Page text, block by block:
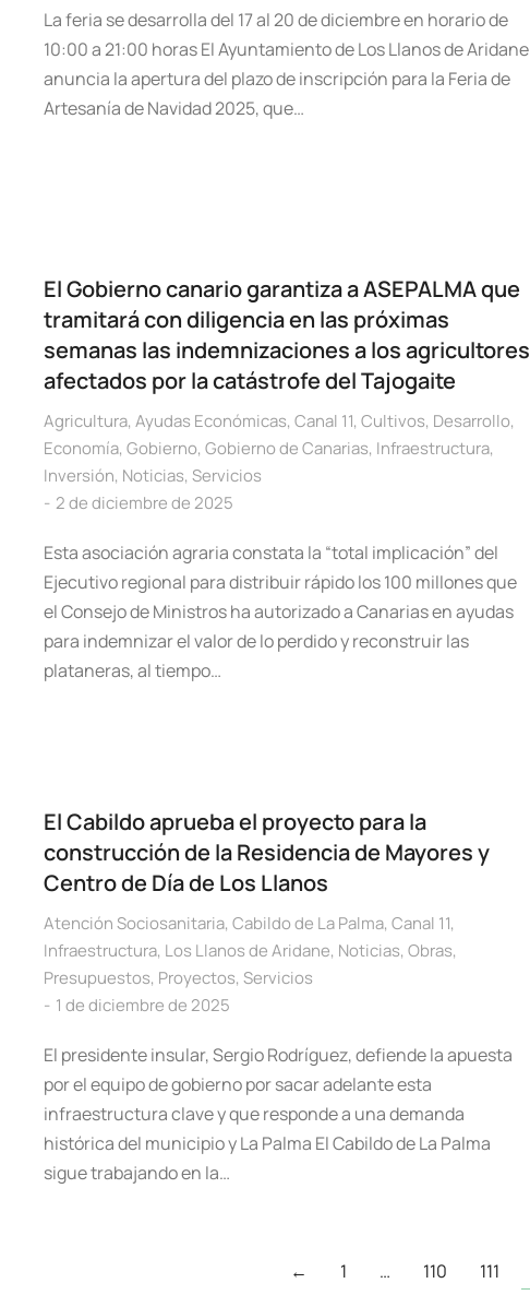
La feria se desarrolla del 17 al 20 de diciembre en horario de
10:00 a 21:00 horas El Ayuntamiento de Los Llanos de Aridane
anuncia la apertura del plazo de inscripción para la Feria de
Artesanía de Navidad 2025, que…
El Gobierno canario garantiza a ASEPALMA que
tramitará con diligencia en las próximas
semanas las indemnizaciones a los agricultores
afectados por la catástrofe del Tajogaite
Agricultura, Ayudas Económicas, Canal 11, Cultivos, Desarrollo,
Economía, Gobierno, Gobierno de Canarias, Infraestructura,
Inversión, Noticias, Servicios
2 de diciembre de 2025
Esta asociación agraria constata la “total implicación” del
Ejecutivo regional para distribuir rápido los 100 millones que
el Consejo de Ministros ha autorizado a Canarias en ayudas
para indemnizar el valor de lo perdido y reconstruir las
plataneras, al tiempo…
El Cabildo aprueba el proyecto para la
construcción de la Residencia de Mayores y
Centro de Día de Los Llanos
Atención Sociosanitaria, Cabildo de La Palma, Canal 11,
Infraestructura, Los Llanos de Aridane, Noticias, Obras,
Presupuestos, Proyectos, Servicios
1 de diciembre de 2025
El presidente insular, Sergio Rodríguez, defiende la apuesta
por el equipo de gobierno por sacar adelante esta
infraestructura clave y que responde a una demanda
histórica del municipio y La Palma El Cabildo de La Palma
sigue trabajando en la…
← 1 … 110 111